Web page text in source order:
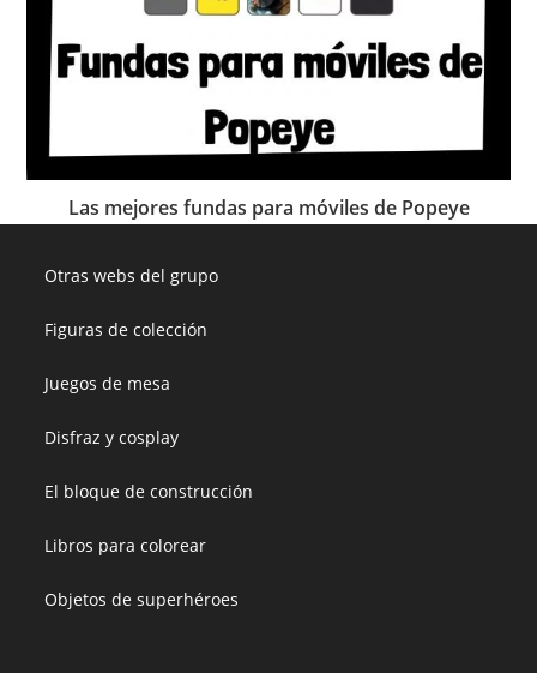
Las mejores fundas para móviles de Popeye
Otras webs del grupo
Figuras de colección
Juegos de mesa
Disfraz y cosplay
El bloque de construcción
Libros para colorear
Objetos de superhéroes